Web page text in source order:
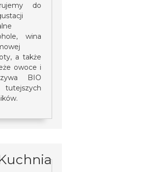
do
wina
a także
owoce i
BIO